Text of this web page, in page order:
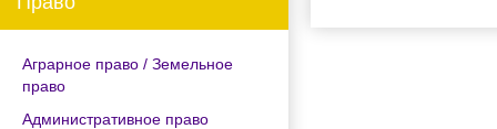
Аграрное право / Земельное
право
Административное право